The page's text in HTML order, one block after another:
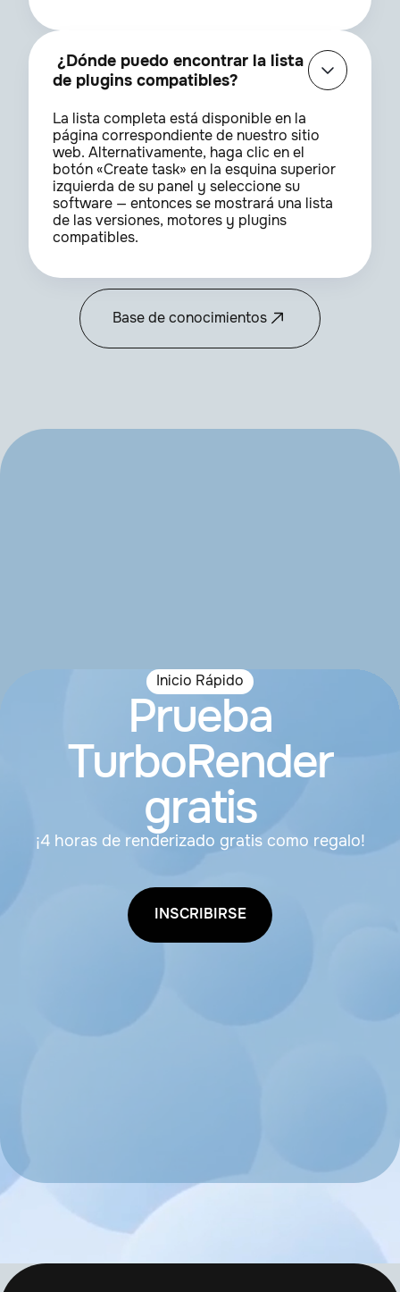
¿Dónde puedo encontrar la lista
de plugins compatibles?
La lista completa está disponible en la
página correspondiente de nuestro sitio
web. Alternativamente, haga clic en el
botón «Create task» en la esquina superior
izquierda de su panel y seleccione su
software — entonces se mostrará una lista
de las versiones, motores y plugins
compatibles.
Base de conocimientos
Inicio Rápido
Prueba
TurboRender
gratis
¡4 horas de renderizado gratis como regalo!
INSCRIBIRSE